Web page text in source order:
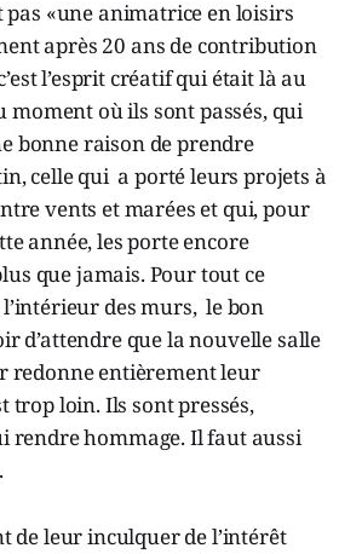
pas «une animatrice en loisirs
après 20 ans de contribution
l’esprit créatif qui était là au
moment où ils sont passés, qui
bonne raison de prendre
celle qui a porté leurs projets à
vents et marées et qui, pour
année, les porte encore
que jamais. Pour tout ce
des murs, le bon
d’attendre que la nouvelle salle
redonne entièrement leur
trop loin. Ils sont pressés,
rendre hommage. Il faut aussi
de leur inculquer de l’intérêt